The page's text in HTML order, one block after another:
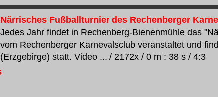
Närrisches Fußballturnier des Rechenberger
Jedes Jahr findet in Rechenberg-Bienenmühle das
vom Rechenberger Karnevalsclub veranstaltet und
(Erzgebirge) statt. Video ... / 2172x / 0 m : 38 s / 4:3